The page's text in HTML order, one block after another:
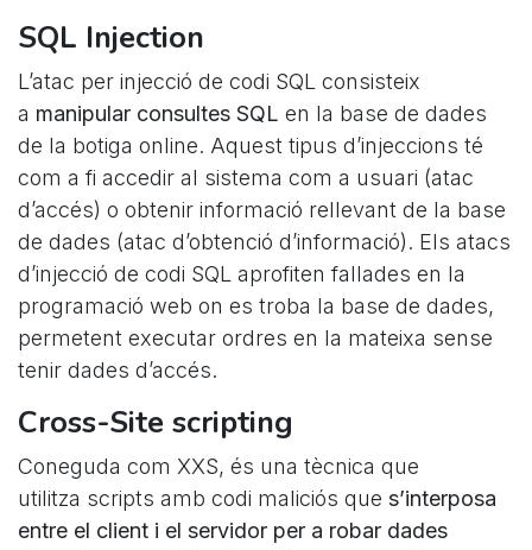
SQL Injection
L’atac per injecció de codi SQL consisteix
a manipular consultes SQL en la base de dades
de la botiga online. Aquest tipus d’injeccions té
com a fi accedir al sistema com a usuari (atac
d’accés) o obtenir informació rellevant de la base
de dades (atac d’obtenció d’informació). Els atacs
d’injecció de codi SQL aprofiten fallades en la
programació web on es troba la base de dades,
permetent executar ordres en la mateixa sense
tenir dades d’accés.
Cross-Site scripting
Coneguda com XXS, és una tècnica que
utilitza scripts amb codi maliciós que s’interposa
entre el client i el servidor per a robar dades